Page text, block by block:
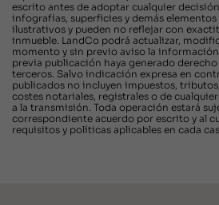
escrito antes de adoptar cualquier
infografías, superficies y demás
ilustrativos y pueden no reflejar con
inmueble. LandCo podrá actualizar,
momento y sin previo aviso la
previa publicación haya generado
terceros. Salvo indicación expresa en
publicados no incluyen impuestos,
costes notariales, registrales o de
a la transmisión. Toda operación estará
correspondiente acuerdo por escrito y al
requisitos y políticas aplicables en cada